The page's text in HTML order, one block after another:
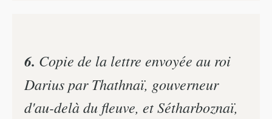
6. Copie de la lettre envoyée au roi
Darius par Thathnaï, gouverneur
d'au-delà du fleuve, et Sétharboznaï,